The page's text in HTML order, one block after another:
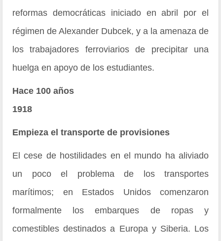
reformas democráticas iniciado en abril por el
régimen de Alexander Dubcek, y a la amenaza de
los trabajadores ferroviarios de precipitar una
huelga en apoyo de los estudiantes.
Hace 100 años
1918
Empieza el transporte de provisiones
El cese de hostilidades en el mundo ha aliviado
un poco el problema de los transportes
marítimos; en Estados Unidos comenzaron
formalmente los embarques de ropas y
comestibles destinados a Europa y Siberia. Los